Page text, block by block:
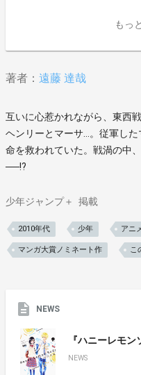
著者： 遠藤 達哉
互いに心惹かれながら、東西
ヘンリーとマーサ…。従軍し
命を救われていた。戦渦の中
──!?
少年ジャンプ＋ 掲載
2010年代 少年 アニ
マンガ大賞ノミネート作 こ
NEWS
『ハニーレモ
NEWS